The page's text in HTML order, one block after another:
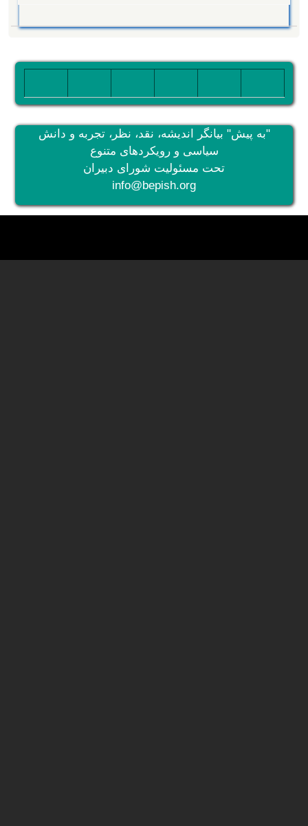
"به پیش" بیانگر اندیشه، نقد، نظر، تجربه و دانش
سیاسی و رویکردهای متنوع
تحت مسئولیت شورای دبیران
info@bepish.org